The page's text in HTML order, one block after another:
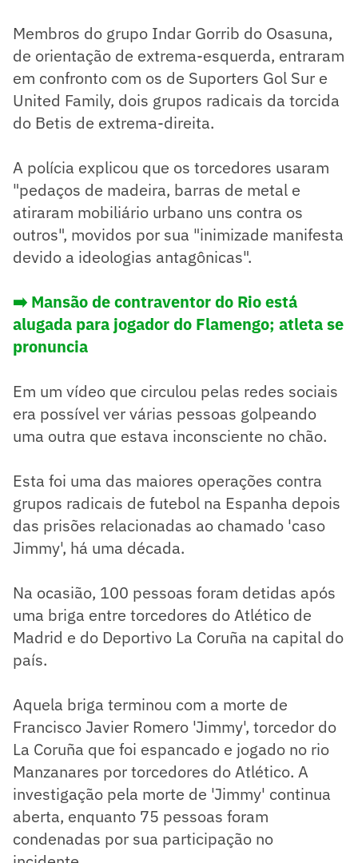
Membros do grupo Indar Gorrib do Osasuna,
de orientação de extrema-esquerda, entraram
em confronto com os de Suporters Gol Sur e
United Family, dois grupos radicais da torcida
do Betis de extrema-direita.
A polícia explicou que os torcedores usaram
"pedaços de madeira, barras de metal e
atiraram mobiliário urbano uns contra os
outros", movidos por sua "inimizade manifesta
devido a ideologias antagônicas".
➡️ Mansão de contraventor do Rio está
alugada para jogador do Flamengo; atleta se
pronuncia
Em um vídeo que circulou pelas redes sociais
era possível ver várias pessoas golpeando
uma outra que estava inconsciente no chão.
Esta foi uma das maiores operações contra
grupos radicais de futebol na Espanha depois
das prisões relacionadas ao chamado 'caso
Jimmy', há uma década.
Na ocasião, 100 pessoas foram detidas após
uma briga entre torcedores do Atlético de
Madrid e do Deportivo La Coruña na capital do
país.
Aquela briga terminou com a morte de
Francisco Javier Romero 'Jimmy', torcedor do
La Coruña que foi espancado e jogado no rio
Manzanares por torcedores do Atlético. A
investigação pela morte de 'Jimmy' continua
aberta, enquanto 75 pessoas foram
condenadas por sua participação no